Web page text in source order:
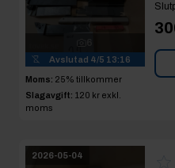
Avslutad 4/5 13:16
Moms: 25% tillkommer
Slagavgift: 120 kr exkl.
moms
2026-05-04